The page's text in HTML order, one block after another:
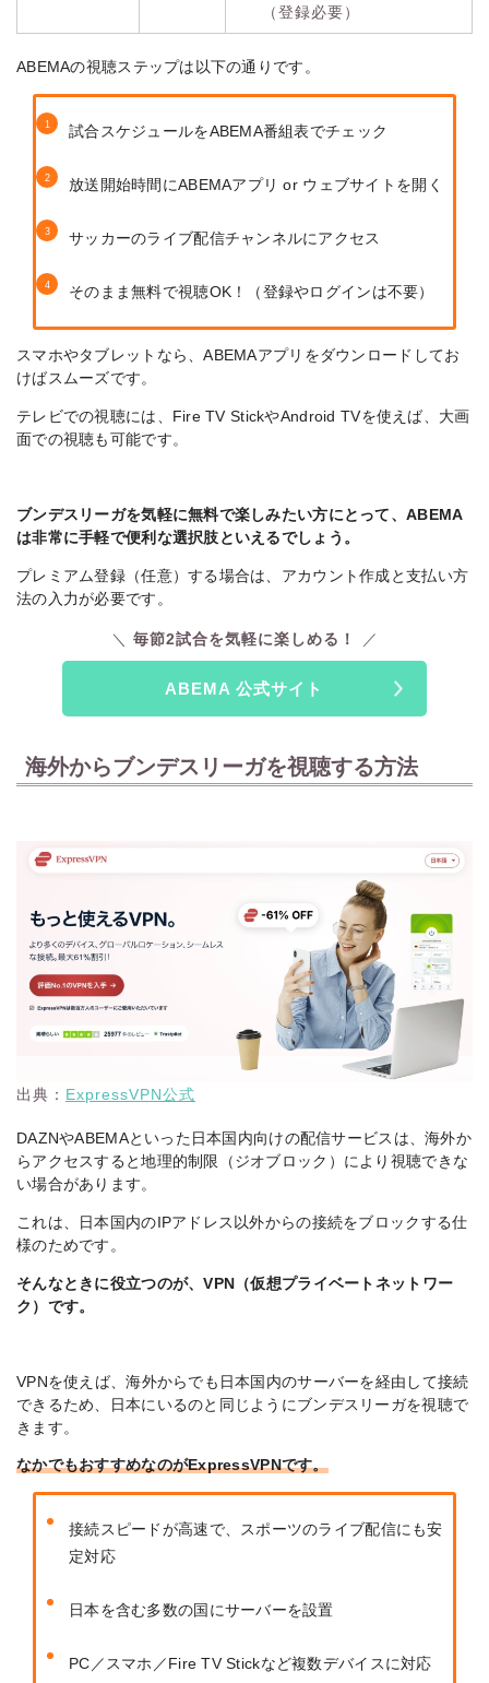
（登録必要）
ABEMAの視聴ステップは以下の通りです。
試合スケジュールをABEMA番組表でチェック
放送開始時間にABEMAアプリ or ウェブサイトを開く
サッカーのライブ配信チャンネルにアクセス
そのまま無料で視聴OK！（登録やログインは不要）
スマホやタブレットなら、ABEMAアプリをダウンロードしてお
けばスムーズです。
テレビでの視聴には、Fire TV StickやAndroid TVを使えば、大画
面での視聴も可能です。
ブンデスリーガを気軽に無料で楽しみたい方にとって、ABEMA
は非常に手軽で便利な選択肢といえるでしょう。
プレミアム登録（任意）する場合は、アカウント作成と支払い方
法の入力が必要です。
毎節2試合を気軽に楽しめる！
ABEMA 公式サイト
海外からブンデスリーガを視聴する方法
出典： ExpressVPN公式
DAZNやABEMAといった日本国内向けの配信サービスは、海外か
らアクセスすると地理的制限（ジオブロック）により視聴できな
い場合があります。
これは、日本国内のIPアドレス以外からの接続をブロックする仕
様のためです。
そんなときに役立つのが、VPN（仮想プライベートネットワー
ク）です。
VPNを使えば、海外からでも日本国内のサーバーを経由して接続
できるため、
日本にいるのと同じようにブンデスリーガを視聴で
きます 。
なかでもおすすめなのがExpressVPNです。
接続スピードが高速で、
スポーツのライブ配信にも安
定対応
日本を含む多数の国にサーバーを設置
PC／スマホ／Fire TV Stickなど複数デバイスに対応